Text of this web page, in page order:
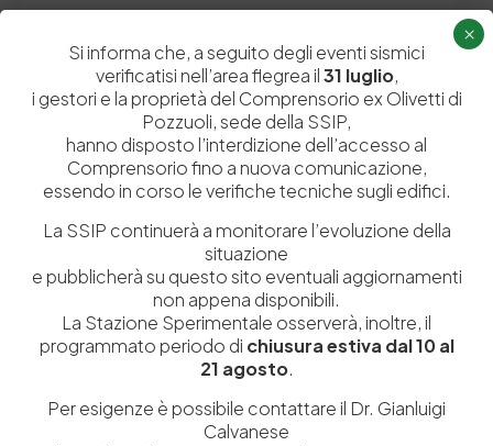
Istituita a Napoli per Regio Decreto nel 1885, la Stazione
Sperimentale per l’Industria delle Pelli e delle materie concianti
(SSIP) è un Organismo di Ricerca Nazionale delle Camere di
Commercio di Napoli, Toscana Nord-Ovest e Vicenza.
ssip@ssip.it
Si informa che, a seguito degli eventi sismici
verificatisi nell’area flegrea il31 luglio,
i gestori e la proprietà del Comprensorio ex Olivetti di
Pozzuoli, sede della SSIP,
hanno disposto l’interdizione dell’accesso al
Comprensorio fino a nuova comunicazione,
essendo in corso le verifiche tecniche sugli edifici.
La SSIP continuerà a monitorare l’evoluzione della
situazione
e pubblicherà su questo sito eventuali aggiornamenti
non appena disponibili.
La Stazione Sperimentale osserverà, inoltre, il
programmato periodo di chiusura estiva dal 10 al
21 agosto.
Per esigenze è possibile contattare il Dr. Gianluigi
Calvanese
×